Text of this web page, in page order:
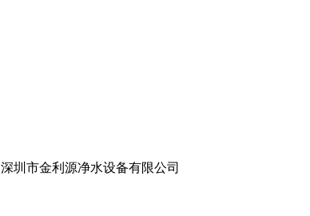
深圳市金利源净水设备有限公司